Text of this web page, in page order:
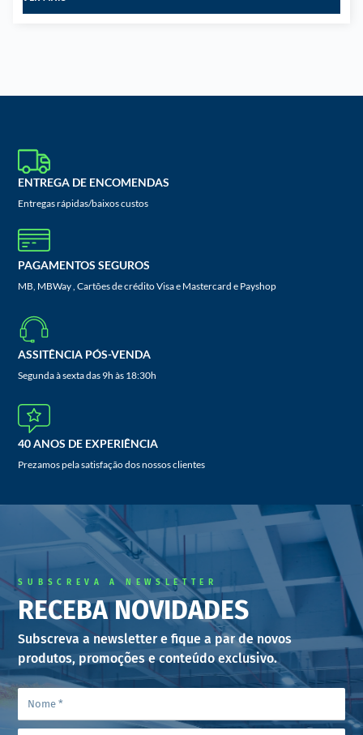
ENTREGA DE ENCOMENDAS
Entregas rápidas/baixos custos
PAGAMENTOS SEGUROS
MB, MBWay , Cartões de crédito Visa e Mastercard e Payshop
ASSITÊNCIA PÓS-VENDA
Segunda à sexta das 9h às 18:30h
40 ANOS DE EXPERIÊNCIA
Prezamos pela satisfação dos nossos clientes
SUBSCREVA A NEWSLETTER
RECEBA NOVIDADES
Subscreva a newsletter e fique a par de novos
produtos, promoções e conteúdo exclusivo.